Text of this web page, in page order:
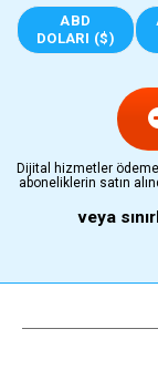
ABD
DOLARI ($)
Dijital hizmetler ödeme
aboneliklerin satın
veya